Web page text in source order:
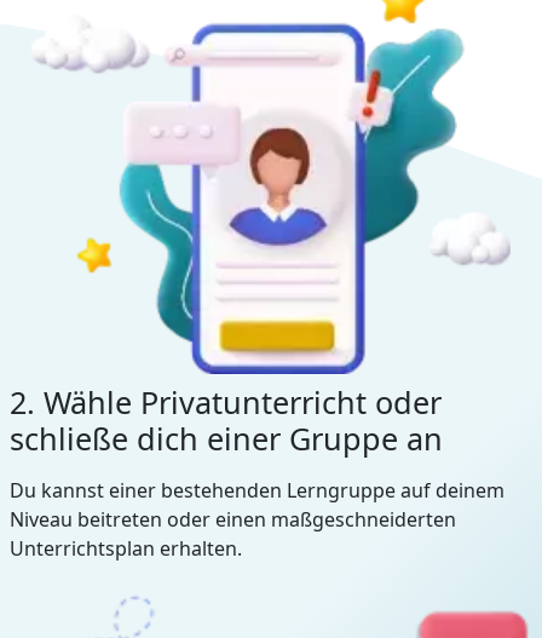
2. Wähle Privatunterricht oder
schließe dich einer Gruppe an
Du kannst einer bestehenden Lerngruppe auf deinem
Niveau beitreten oder einen maßgeschneiderten
Unterrichtsplan erhalten.